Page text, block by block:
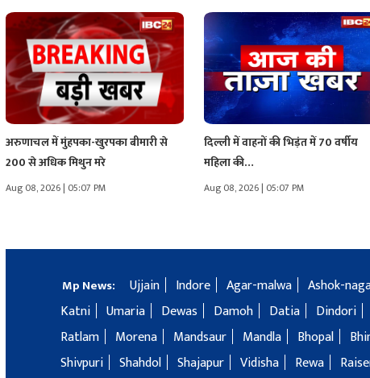
अरुणाचल में मुंहपका-खुरपका बीमारी से
200 से अधिक मिथुन मरे
Aug 08, 2026 | 05:07 PM
दिल्ली में वाहनों की भिड़ंत में 70 वर्षीय
महिला की…
Aug 08, 2026 | 05:07 PM
Mp News: Ujjain Indore Agar-malwa Ashok-
Katni
Umaria Dewas Damoh Datia Dindori
Ratlam
Morena Mandsaur Mandla Bhopal
Shivpuri
Shahdol Shajapur Vidisha Rewa